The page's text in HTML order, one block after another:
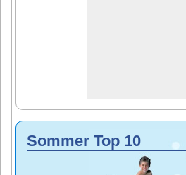
Sommer Top 10